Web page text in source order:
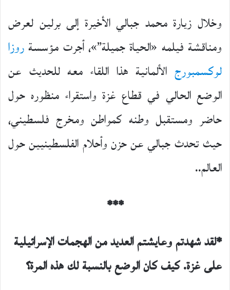
وخلال زيارة محمد جبالي الأخيرة إلى برلين لعرض
ومناقشة فيلمه «الحياة جميلة”»، أجرت مؤسسةروزا
لوكسمبورج الألمانية هذا اللقاء معه للحديث عن
الوضع الحالي في قطاع غزة واستقراء منظوره حول
حاضر ومستقبل وطنه كمواطن ومخرج فلسطيني،
حيث تحدث جبالي عن حزن وأحلام الفلسطينيين حول
العالم..
***
*لقد شهدتم وعايشتم العديد من الهجمات الإسرائيلية
على غزة. كيف كان الوضع بالنسبة لك هذه المرة؟